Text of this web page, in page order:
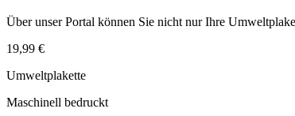
Über unser Portal können Sie nicht nur Ihre
19,99 €
Umweltplakette
Maschinell bedruckt